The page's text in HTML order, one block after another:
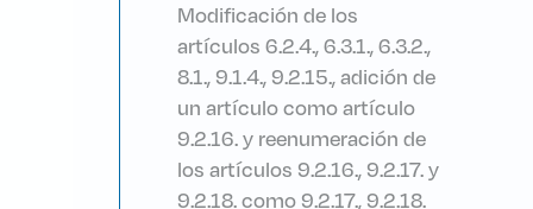
Modificación de los
artículos 6.2.4., 6.3.1., 6.3.2.,
8.1., 9.1.4., 9.2.15., adición de
un artículo como artículo
9.2.16. y reenumeración de
los artículos 9.2.16., 9.2.17. y
9.2.18. como 9.2.17., 9.2.18.